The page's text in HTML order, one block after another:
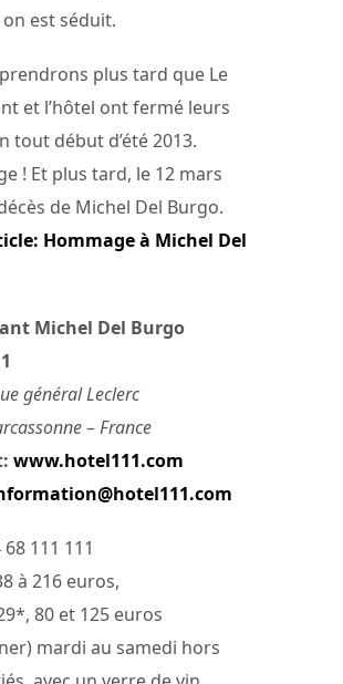
est séduit.
plus tard que Le
et l’hôtel ont fermé leurs
tout début d’été 2013.
! Et plus tard, le 12 mars
de Michel Del Burgo.
Hommage à Michel Del
Michel Del Burgo
général Leclerc
– France
www.hotel111.com
111 111
à 216 euros,
80 et 125 euros
mardi au samedi hors